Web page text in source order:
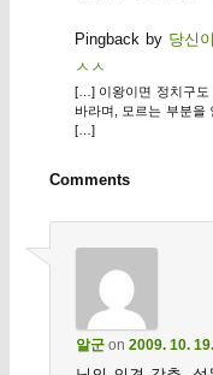
Pingback by 당신
ㅅㅅ
[…] 이왕이면 정치구도
바라며, 모르는 부분을
[…]
Comments
알군on 2009. 10.